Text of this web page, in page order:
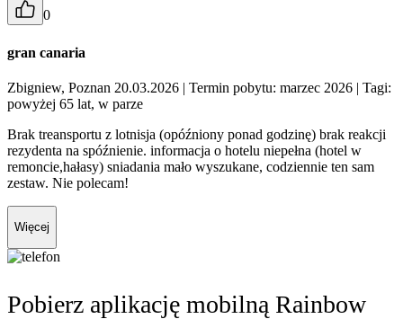
0
gran canaria
Zbigniew, Poznan 20.03.2026 | Termin pobytu: marzec 2026 | Tagi:
powyżej 65 lat, w parze
Brak treansportu z lotnisja (opóźniony ponad godzinę) brak reakcji
rezydenta na spóźnienie. informacja o hotelu niepełna (hotel w
remoncie,hałasy) sniadania mało wyszukane, codziennie ten sam
zestaw. Nie polecam!
Więcej
Pobierz aplikację mobilną Rainbow